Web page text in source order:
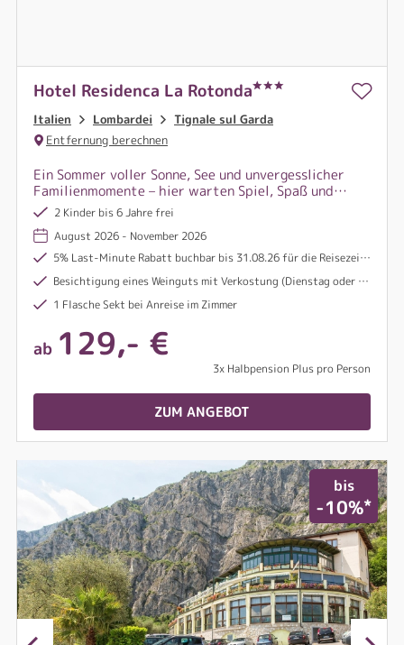
Hotel Residenca La Rotonda
Italien Lombardei
Tignale sul Garda
Entfernung berechnen
Ein Sommer voller Sonne, See und unvergesslicher
Familienmomente – hier warten Spiel, Spaß und
Erholung hoch über dem glitzernden Gardasee auf
Groß und Klein.
2 Kinder bis 6 Jahre frei
August 2026 - November 2026
5% Last-Minute Rabatt buchbar bis 31.08.26 für die Reisezeiträume 07.07.-31.08.26 und 27.09.-31.10.26
Besichtigung eines Weinguts mit Verkostung (Dienstag oder Freitag nachmittags)
1 Flasche Sekt bei Anreise im Zimmer
ab 129,- €
3x Halbpension Plus pro Person
ZUM ANGEBOT
bis
-10%*